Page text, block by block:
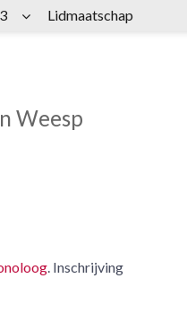
Weesp
. Inschrijving
Lidmaatschap